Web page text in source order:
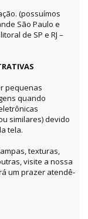
(possuímos
São Paulo e
de SP e RJ –
pequenas
quando
similares) devido
tela.
texturas,
visite a nossa
um prazer atendê-